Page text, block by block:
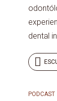
dental
PODCAST